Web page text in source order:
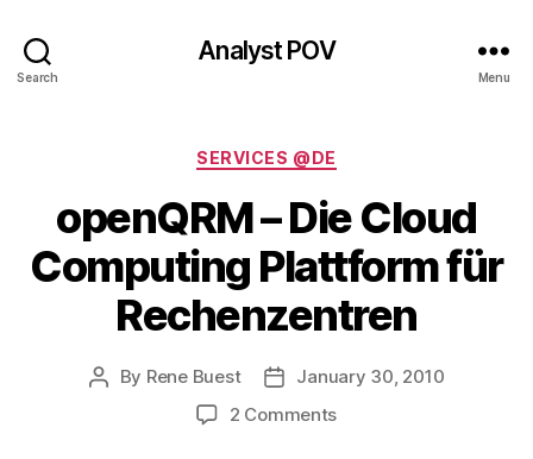
Search
Analyst POV
Menu
Categories
SERVICES @DE
openQRM – Die Cloud
Computing Plattform für
Rechenzentren
Post
By Rene Buest
PostJanuary 30, 2010
2 Commentson